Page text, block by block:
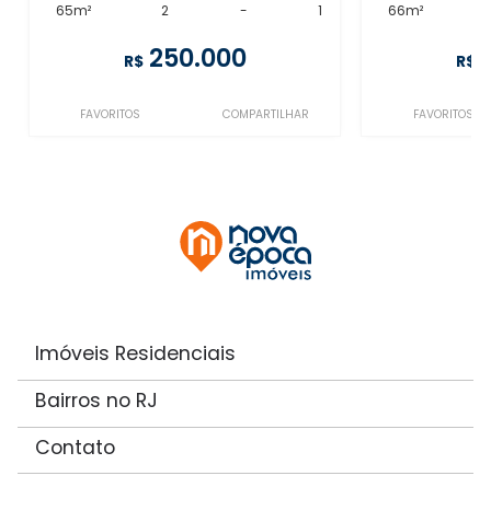
65m² 2 - 1
R$ 250.000
FAVORITOS COMPARTILHAR
66m²
R$
FAVORITOS
Imóveis Residenciais
Bairros no RJ
Contato